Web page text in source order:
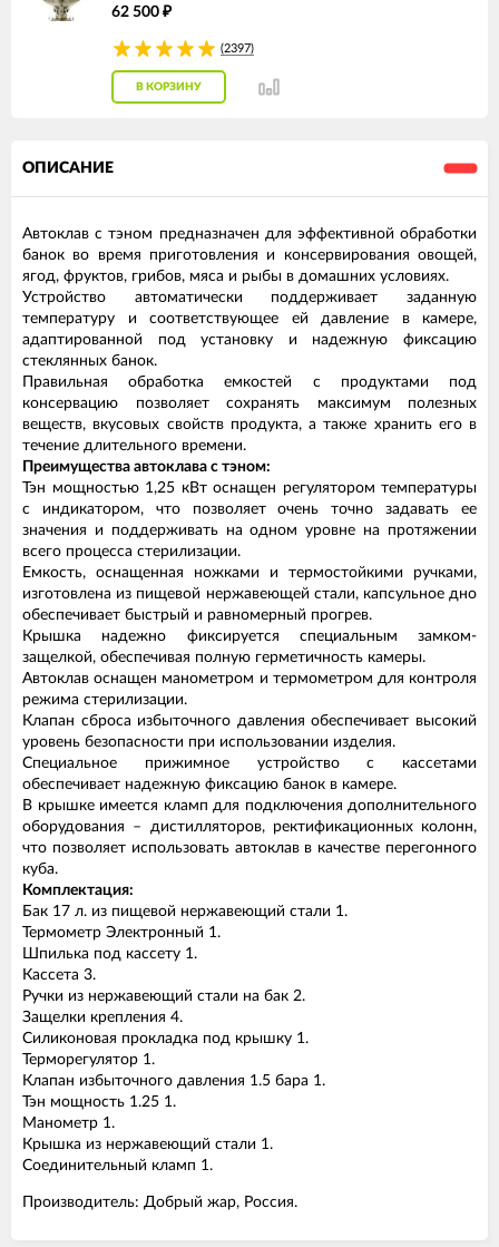
62 500 ₽
(2397)
В КОРЗИНУ
ОПИСАНИЕ
Автоклав с тэном предназначен для эффективной обработки
банок во время приготовления и консервирования овощей,
ягод, фруктов, грибов, мяса и рыбы в домашних условиях.
Устройство автоматически поддерживает заданную
температуру и соответствующее ей давление в камере,
адаптированной под установку и надежную фиксацию
стеклянных банок.
Правильная обработка емкостей с продуктами под
консервацию позволяет сохранять максимум полезных
веществ, вкусовых свойств продукта, а также хранить его в
течение длительного времени.
Преимущества автоклава с тэном:
Тэн мощностью 1,25 кВт оснащен регулятором температуры
с индикатором, что позволяет очень точно задавать ее
значения и поддерживать на одном уровне на протяжении
всего процесса стерилизации.
Емкость, оснащенная ножками и термостойкими ручками,
изготовлена из пищевой нержавеющей стали, капсульное дно
обеспечивает быстрый и равномерный прогрев.
Крышка надежно фиксируется специальным замком-
защелкой, обеспечивая полную герметичность камеры.
Автоклав оснащен манометром и термометром для контроля
режима стерилизации.
Клапан сброса избыточного давления обеспечивает высокий
уровень безопасности при использовании изделия.
Специальное прижимное устройство с кассетами
обеспечивает надежную фиксацию банок в камере.
В крышке имеется кламп для подключения дополнительного
оборудования – дистилляторов, ректификационных колонн,
что позволяет использовать автоклав в качестве перегонного
куба.
Комплектация:
Бак 17 л. из пищевой нержавеющий стали 1.
Термометр Электронный 1.
Шпилька под кассету 1.
Кассета 3.
Ручки из нержавеющий стали на бак 2.
Защелки крепления 4.
Силиконовая прокладка под крышку 1.
Терморегулятор 1.
Клапан избыточного давления 1.5 бара 1.
Тэн мощность 1.25 1.
Манометр 1.
Крышка из нержавеющий стали 1.
Соединительный кламп 1.
Производитель: Добрый жар, Россия.